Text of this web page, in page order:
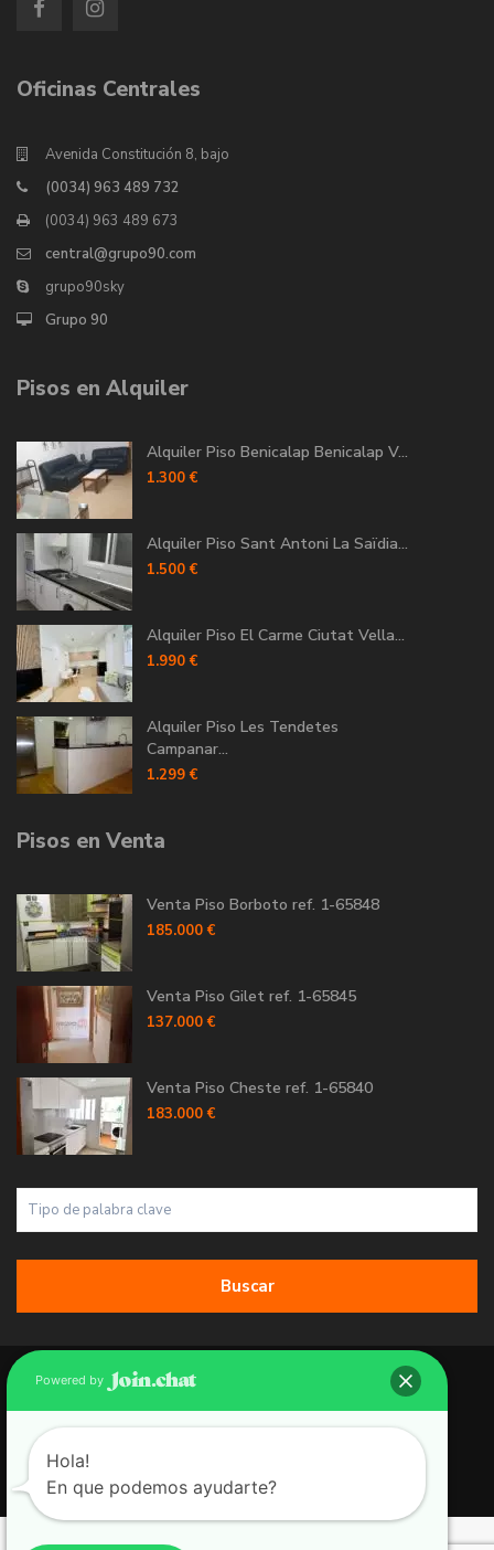
Oficinas Centrales
Avenida Constitución 8, bajo
(0034) 963 489 732
(0034) 963 489 673
central@grupo90.com
grupo90sky
Grupo 90
Pisos en Alquiler
Alquiler Piso Benicalap Benicalap V...
1.300 €
Alquiler Piso Sant Antoni La Saïdia...
1.500 €
Alquiler Piso El Carme Ciutat Vella...
1.990 €
Alquiler Piso Les Tendetes
Campanar...
1.299 €
Pisos en Venta
Venta Piso Borboto ref. 1-65848
185.000 €
Venta Piso Gilet ref. 1-65845
137.000 €
Venta Piso Cheste ref. 1-65840
183.000 €
Buscar
Copyright 2026 | Grupo 90 inmobiliarias. All Rights Reserved.
Política de Cookies
Política de Privacidad
Aviso Legal
Powered by
Hola!
En que podemos ayudarte?